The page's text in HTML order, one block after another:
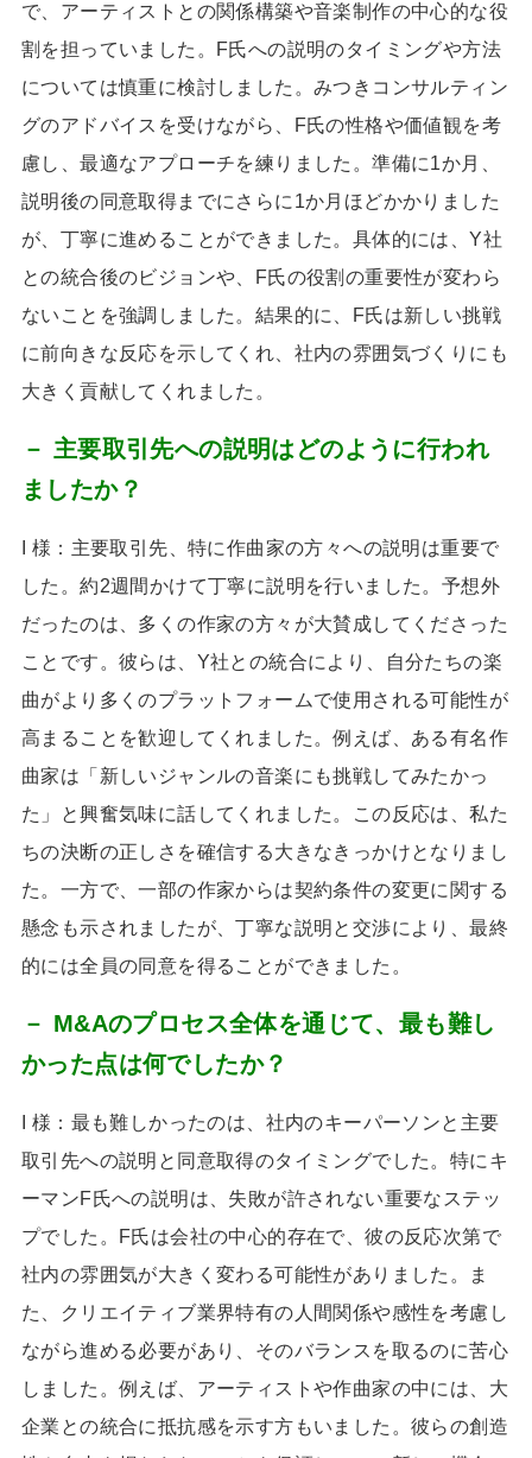
で、アーティストとの関係構築や音楽制作の中心的な役
割を担っていました。
F氏への説明のタイミングや方法
については慎重に検討しました。みつきコンサルティン
グのアドバイスを受けながら、
F氏の性格や価値観を考
慮し、最適なアプローチを練りました。準備に1か月、
説明後の同意取得までにさらに 1か月ほどかかりました
が、丁寧に進めることができました。具体的には、Y社
との統合後のビジョンや、
F氏の役割の重要性が変わら
ないことを強調しました。結果的に、
F氏は新しい挑戦
に前向きな反応を示してくれ、社内の雰囲気づくりにも
大きく貢献してくれました。
－ 主要取引先への説明はどのように行われ
ましたか？
I 様：主要取引先、特に作曲家の方々への説明は重要で
した。約2週間かけて丁寧に説明を行いました。予想外
だったのは、多くの作家の方々が大賛成してくださった
ことです。彼らは、 Y社との統合により、自分たちの楽
曲がより多くのプラットフォームで使用される可能性が
高まることを歓迎してくれました。例えば、ある有名作
曲家は「新しいジャンルの音楽にも挑戦してみたかっ
た」と興奮気味に話してくれました。この反応は、私た
ちの決断の正しさを確信する大きなきっかけとなりまし
た。一方で、一部の作家からは契約条件の変更に関する
懸念も示されましたが、丁寧な説明と交渉により、最終
的には全員の同意を得ることができました。
－ M&Aのプロセス全体を通じて、最も難し
かった点は何でしたか？
I 様：最も難しかったのは、社内のキーパーソンと主要
取引先への説明と同意取得のタイミングでした。特にキ
ーマンF氏への説明は、失敗が許されない重要なステッ
プでした。
F氏は会社の中心的存在で、彼の反応次第で
社内の雰囲気が大きく変わる可能性がありました。ま
た、クリエイティブ業界特有の人間関係や感性を考慮し
ながら進める必要があり、そのバランスを取るのに苦心
しました。例えば、アーティストや作曲家の中には、大
企業との統合に抵抗感を示す方もいました。彼らの創造